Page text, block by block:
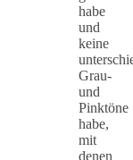
habe
und
keine
Grau-
und
Pinktöne
habe,
mit
denen